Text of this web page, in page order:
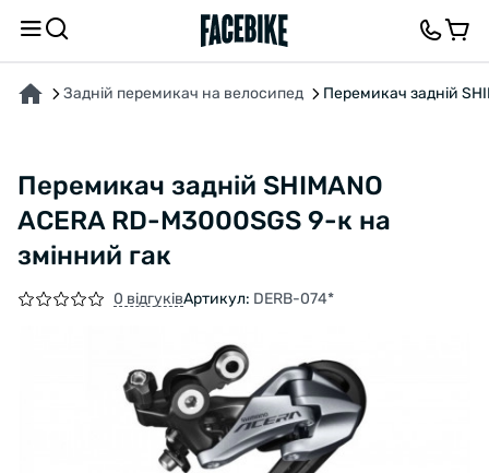
Задній перемикач на велосипед Перемикач задній
Перемикач задній SHIMANO
ACERA RD-M3000SGS 9-к на
змiнний гак
0 відгуківАртикул: DERB-074*
ПРО ТОВАР ХАРАКТЕРИСТИКИВІДГУКИ ТА ЗАПИТАННЯ